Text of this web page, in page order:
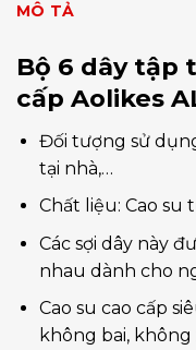
MÔ TẢ
Bộ 6 dây tập
cấp Aolikes
Đối tượng sử
tại nhà,…
Chất liệu: Cao su
Các sợi dây này
nhau dành cho
Cao su cao cấp
không bai, không